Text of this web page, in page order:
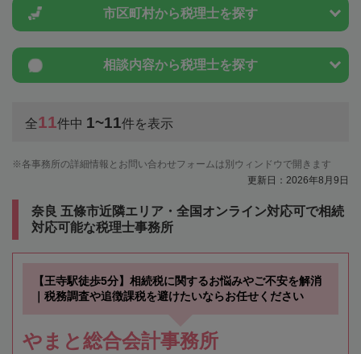
市区町村から税理士を探す
相談内容から税理士を探す
全11件中 1~11件を表示
各事務所の詳細情報とお問い合わせフォームは別ウィンドウで開きます
更新日：2026年8月9日
奈良 五條市近隣エリア・全国オンライン対応可で相続
対応可能な税理士事務所
【王寺駅徒歩5分】相続税に関するお悩みやご不安を解消
｜税務調査や追徴課税を避けたいならお任せください
やまと総合会計事務所